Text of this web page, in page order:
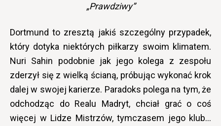
„Prawdziwy”
Dortmund to zresztą jakiś szczególny przypadek,
który dotyka niektórych piłkarzy swoim klimatem.
Nuri Sahin podobnie jak jego kolega z zespołu
zderzył się z wielką ścianą, próbując wykonać krok
dalej w swojej karierze. Paradoks polega na tym, że
odchodząc do Realu Madryt, chciał grać o coś
więcej w Lidze Mistrzów, tymczasem jego klub…